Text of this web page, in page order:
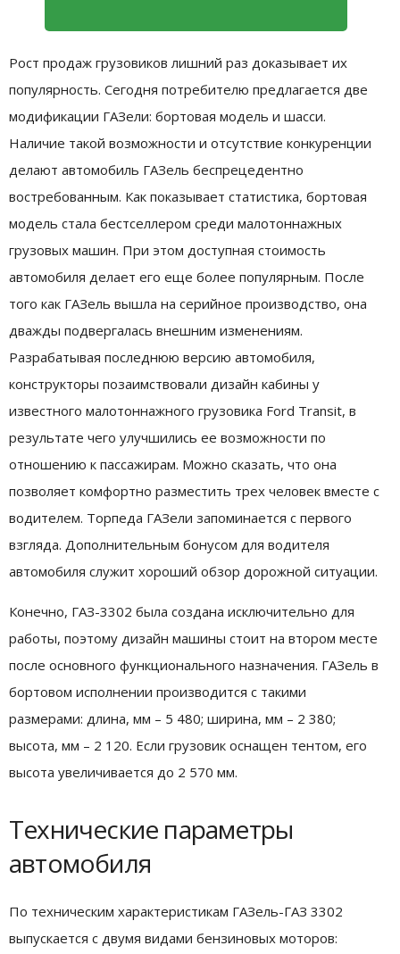
Рост продаж грузовиков лишний раз доказывает их
популярность. Сегодня потребителю предлагается две
модификации ГАЗели: бортовая модель и шасси.
Наличие такой возможности и отсутствие конкуренции
делают автомобиль ГАЗель беспрецедентно
востребованным. Как показывает статистика, бортовая
модель стала бестселлером среди малотоннажных
грузовых машин. При этом доступная стоимость
автомобиля делает его еще более популярным. После
того как ГАЗель вышла на серийное производство, она
дважды подвергалась внешним изменениям.
Разрабатывая последнюю версию автомобиля,
конструкторы позаимствовали дизайн кабины у
известного малотоннажного грузовика Ford Transit, в
результате чего улучшились ее возможности по
отношению к пассажирам. Можно сказать, что она
позволяет комфортно разместить трех человек вместе с
водителем. Торпеда ГАЗели запоминается с первого
взгляда. Дополнительным бонусом для водителя
автомобиля служит хороший обзор дорожной ситуации.
Конечно, ГАЗ-3302 была создана исключительно для
работы, поэтому дизайн машины стоит на втором месте
после основного функционального назначения. ГАЗель в
бортовом исполнении производится с такими
размерами: длина, мм – 5 480; ширина, мм – 2 380;
высота, мм – 2 120. Если грузовик оснащен тентом, его
высота увеличивается до 2 570 мм.
Технические параметры
автомобиля
По техническим характеристикам ГАЗель-ГАЗ 3302
выпускается с двумя видами бензиновых моторов: